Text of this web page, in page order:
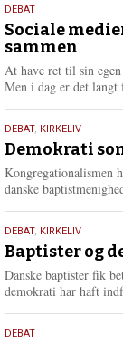
18.
maj
2026
DEBAT
Sociale
sammen
At have ret til sin
Men i dag er det
18.
maj
2026
DEBAT, KIRKELIV
Demokrati
Kongregationalismen
danske
18.
maj
2026
DEBAT, KIRKELIV
Baptister og
Danske baptister fik
demokrati har haft
18.
DEBAT